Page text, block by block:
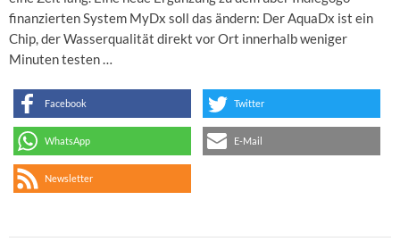
finanzierten System MyDx soll das ändern: Der AquaDx ist ein
Chip, der Wasserqualität direkt vor Ort innerhalb weniger
Minuten testen …
Facebook Twitter
WhatsApp E-Mail
Newsletter